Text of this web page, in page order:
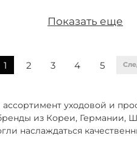
Показать еще
1 2 3 4 5
уходовой и
из Кореи,
наслаждаться